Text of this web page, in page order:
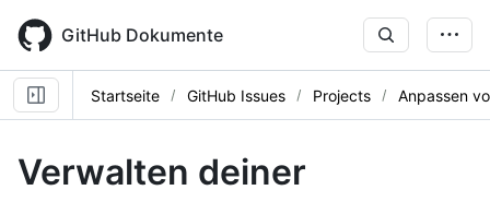
main
content
GitHub Dokumente
Startseite GitHub Issues Projects Anpassen
Verwalten deiner